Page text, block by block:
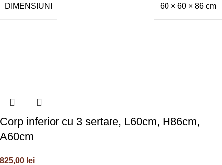
DIMENSIUNI 60 × 60 × 86 cm
Corp inferior cu 3 sertare, L60cm, H86cm,
A60cm
825,00 lei